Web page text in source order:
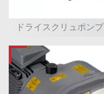
ドライスクリュポンプ